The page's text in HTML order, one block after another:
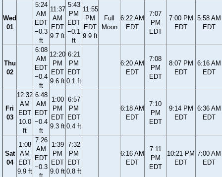
Wed
01
5:24
AM
EDT
−0.3
ft
11:37
AM
EDT
9.7 ft
5:43
PM
EDT
−0.1
ft
11:55
PM
EDT
9.9 ft
Full
Moon
6:22 AM
EDT
7:07
PM
EDT
7:00 PM
EDT
5:58 AM
EDT
Thu
02
6:08
AM
EDT
−0.4
ft
12:20
PM
EDT
9.6 ft
6:21
PM
EDT
0.1 ft
6:20 AM
EDT
7:08
PM
EDT
8:07 PM
EDT
6:16 AM
EDT
Fri
03
12:32
AM
EDT
10.0
ft
6:48
AM
EDT
−0.4
ft
1:00
PM
EDT
9.3 ft
6:57
PM
EDT
0.4 ft
6:18 AM
EDT
7:10
PM
EDT
9:14 PM
EDT
6:36 AM
EDT
Sat
04
1:08
AM
EDT
9.9 ft
7:26
AM
EDT
−0.3
1:39
PM
EDT
9.0 ft
7:32
PM
EDT
0.8 ft
6:16 AM
EDT
7:11
PM
EDT
10:21 PM
EDT
7:00 AM
EDT